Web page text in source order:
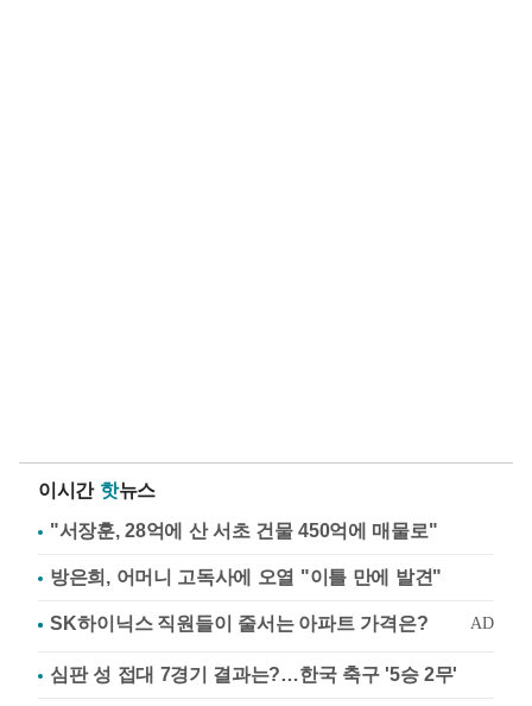
이시간 핫뉴스
"서장훈, 28억에 산 서초 건물 450억에 매물로"
방은희, 어머니 고독사에 오열 "이틀 만에 발견"
심판 성 접대 7경기 결과는?…한국 축구 '5승 2무'